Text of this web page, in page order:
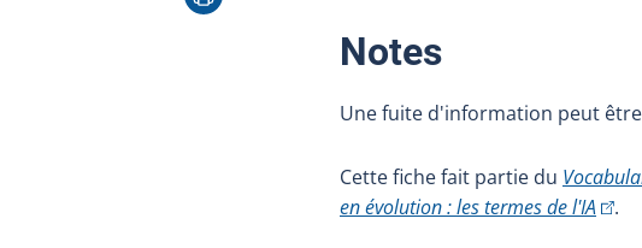
Notes:
Une fuite d'information peut
Cette fiche fait partie du
en évolution : les termes de l'IA(Cet
.